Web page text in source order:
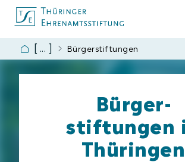
EngagementBürger­stiftungen
Bürger­
stiftungen
Thüringen